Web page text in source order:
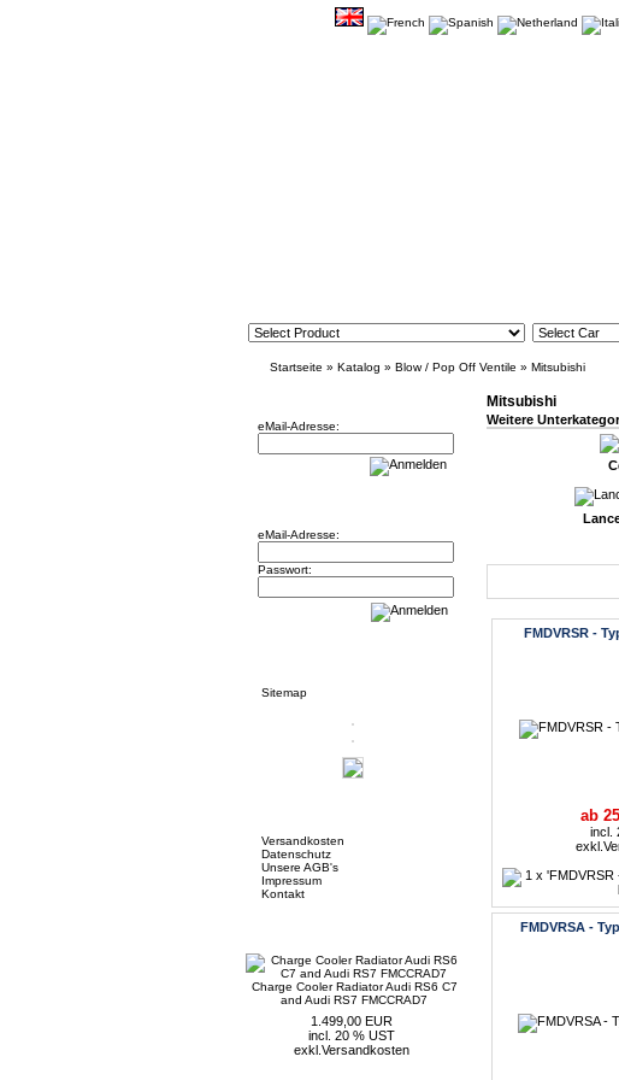
Startseite » Katalog » Blow / Pop Off Ventile » Mitsubishi
eMail-Adresse:
eMail-Adresse:
Passwort:
Sitemap
Versandkosten
Datenschutz
Unsere AGB's
Impressum
Kontakt
Charge Cooler Radiator Audi RS6 C7
and Audi RS7 FMCCRAD7
1.499,00 EUR
incl. 20 % UST
exkl. Versandkosten
Mitsubishi
Weitere
FMDVRSR -
ab
incl.
exkl.
FMDVRSA -